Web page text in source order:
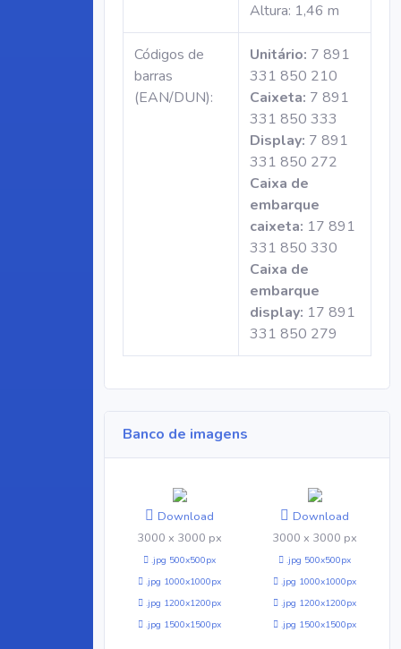
Altura: 1,46 m
Códigos de
barras
(EAN/DUN):
Unitário: 7 891
331 850 210
Caixeta: 7 891
331 850 333
Display: 7 891
331 850 272
Caixa de
embarque
caixeta: 17 891
331 850 330
Caixa de
embarque
display: 17 891
331 850 279
Banco de imagens
Download
3000 x 3000 px
.jpg 500x500px
.jpg 1000x1000px
.jpg 1200x1200px
.jpg 1500x1500px
Download
3000 x 3000 px
.jpg 500x500px
.jpg 1000x1000px
.jpg 1200x1200px
.jpg 1500x1500px